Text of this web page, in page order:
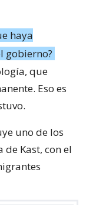
haya
gobierno?
que
Eso es
uno de los
Kast, con el